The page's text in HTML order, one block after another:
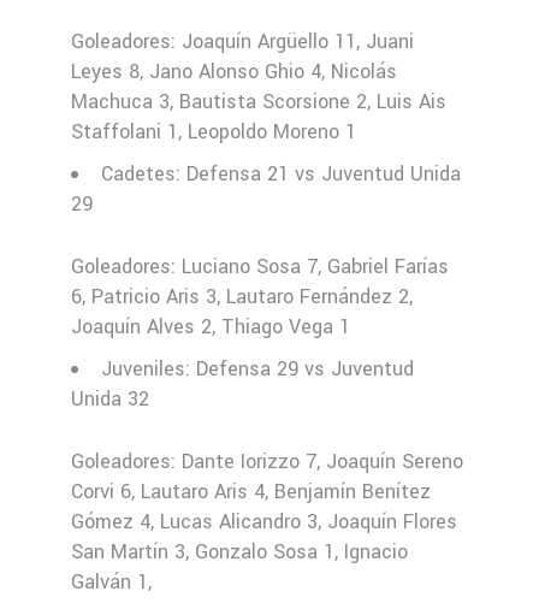
Goleadores: Joaquín Argüello 11, Juani
Leyes 8, Jano Alonso Ghio 4, Nicolás
Machuca 3, Bautista Scorsione 2, Luis Ais
Staffolani 1, Leopoldo Moreno 1
Cadetes: Defensa 21 vs Juventud Unida
29
Goleadores: Luciano Sosa 7, Gabriel Farías
6, Patricio Aris 3, Lautaro Fernández 2,
Joaquín Alves 2, Thiago Vega 1
Juveniles: Defensa 29 vs Juventud
Unida 32
Goleadores: Dante Iorizzo 7, Joaquín Sereno
Corvi 6, Lautaro Aris 4, Benjamín Benítez
Gómez 4, Lucas Alicandro 3, Joaquín Flores
San Martín 3, Gonzalo Sosa 1, Ignacio
Galván 1,